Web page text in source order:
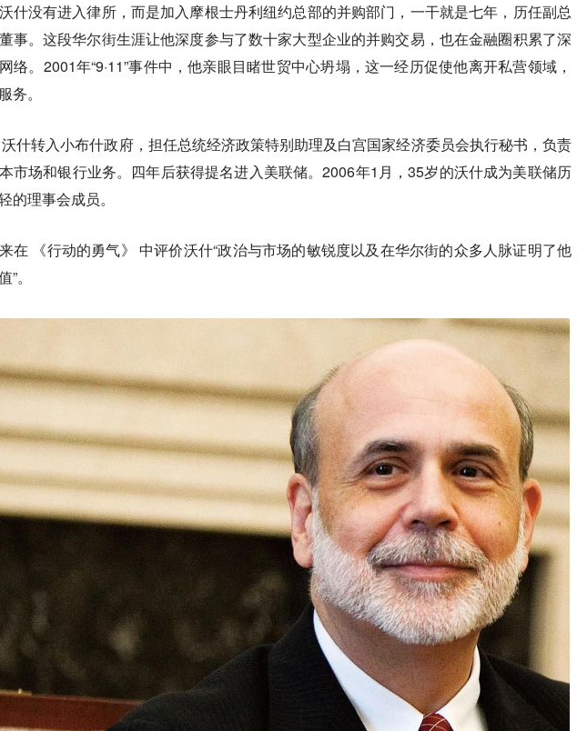
什没有进入律所，而是加入摩根士丹利纽约总部的并购部门，一干就是七年，历任副总
事。这段华尔街生涯让他深度参与了数十家大型企业的并购交易，也在金融圈积累了深
络。2001年“9·11”事件中，他亲眼目睹世贸中心坍塌，这一经历促使他离开私营领域，
务。
什转入小布什政府，担任总统经济政策特别助理及白宫国家经济委员会执行秘书，负责
市场和银行业务。四年后获得提名进入美联储。2006年1月，35岁的沃什成为美联储历
的理事会成员。
在 《行动的勇气》 中评价沃什“政治与市场的敏锐度以及在华尔街的众多人脉证明了他
。